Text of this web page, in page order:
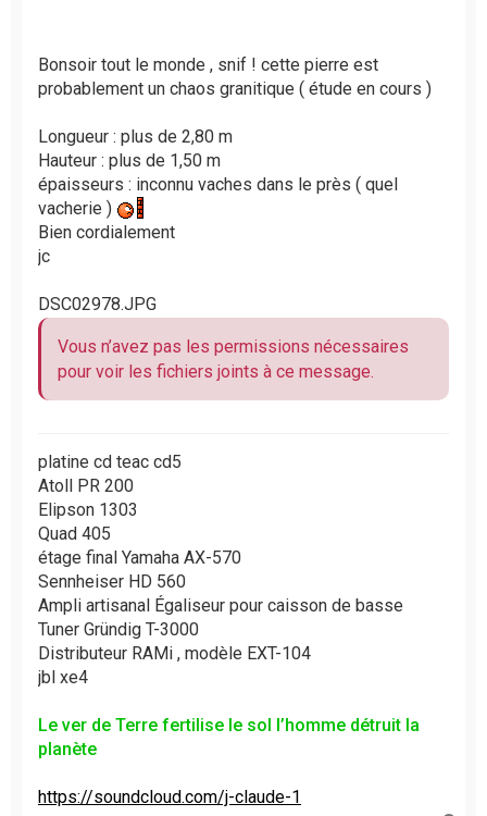
Bonsoir tout le monde , snif ! cette pierre est
probablement un chaos granitique ( étude en cours )
Longueur : plus de 2,80 m
Hauteur : plus de 1,50 m
épaisseurs : inconnu vaches dans le près ( quel
vacherie )
Bien cordialement
jc
DSC02978.JPG
Vous n’avez pas les permissions nécessaires
pour voir les fichiers joints à ce message.
platine cd teac cd5
Atoll PR 200
Elipson 1303
Quad 405
étage final Yamaha AX-570
Sennheiser HD 560
Ampli artisanal Égaliseur pour caisson de basse
Tuner Gründig T-3000
Distributeur RAMi , modèle EXT-104
jbl xe4
Le ver de Terre fertilise le sol l’homme détruit la
planète
https://soundcloud.com/j-claude-1